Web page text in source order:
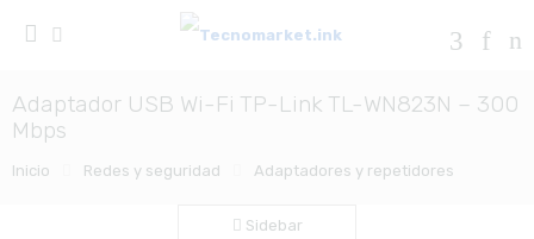
Adaptador USB Wi-Fi TP-Link TL-WN823N – 300
Mbps
Inicio Redes y seguridad Adaptadores y repetidores
Sidebar